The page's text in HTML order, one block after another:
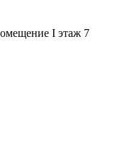
I этаж 7